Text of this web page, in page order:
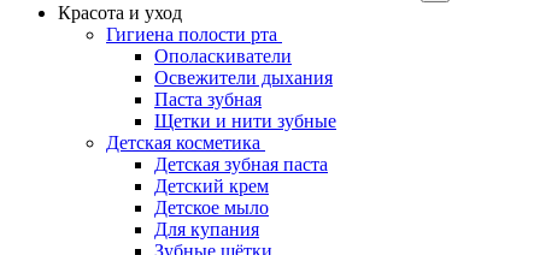
Красота и уход
Гигиена полости рта
Ополаскиватели
Освежители дыхания
Паста зубная
Щетки и нити зубные
Детская косметика
Детская зубная паста
Детский крем
Детское мыло
Для купания
Зубные щётки